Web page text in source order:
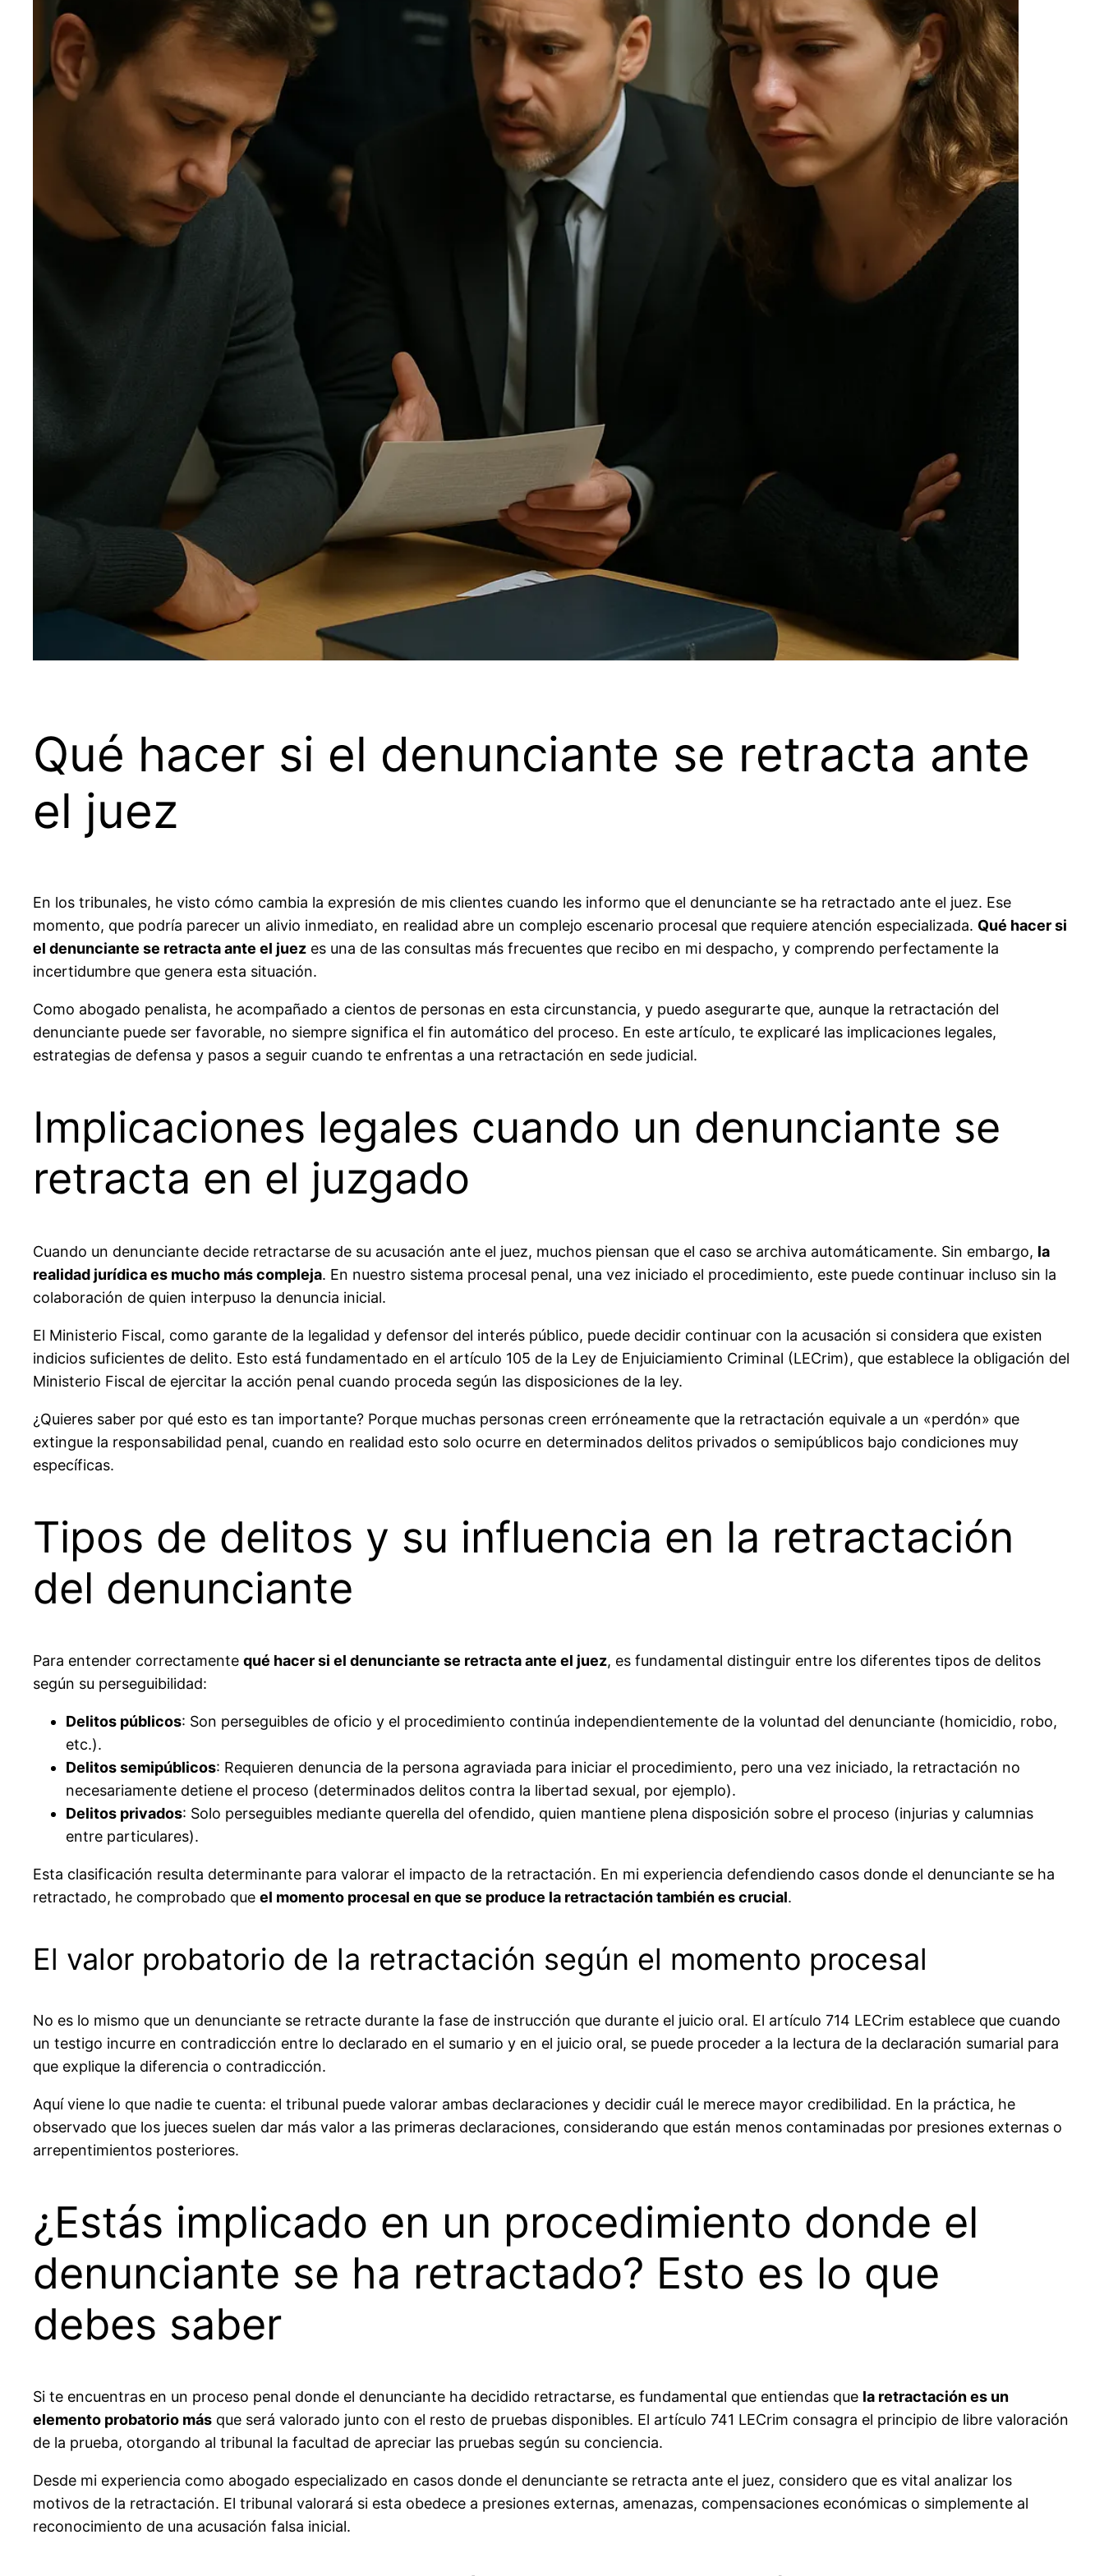
Qué hacer si el denunciante se retracta ante
el juez
En los tribunales, he visto cómo cambia la expresión de mis clientes cuando les informo que el denunciante se ha retractado ante el juez. Ese
momento, que podría parecer un alivio inmediato, en realidad abre un complejo escenario procesal que requiere atención especializada. Qué hacer si
el denunciante se retracta ante el juez es una de las consultas más frecuentes que recibo en mi despacho, y comprendo perfectamente la
incertidumbre que genera esta situación.
Como abogado penalista, he acompañado a cientos de personas en esta circunstancia, y puedo asegurarte que, aunque la retractación del
denunciante puede ser favorable, no siempre significa el fin automático del proceso. En este artículo, te explicaré las implicaciones legales,
estrategias de defensa y pasos a seguir cuando te enfrentas a una retractación en sede judicial.
Implicaciones legales cuando un denunciante se
retracta en el juzgado
Cuando un denunciante decide retractarse de su acusación ante el juez, muchos piensan que el caso se archiva automáticamente. Sin embargo, la
realidad jurídica es mucho más compleja. En nuestro sistema procesal penal, una vez iniciado el procedimiento, este puede continuar incluso sin la
colaboración de quien interpuso la denuncia inicial.
El Ministerio Fiscal, como garante de la legalidad y defensor del interés público, puede decidir continuar con la acusación si considera que existen
indicios suficientes de delito. Esto está fundamentado en el artículo 105 de la Ley de Enjuiciamiento Criminal (LECrim), que establece la obligación del
Ministerio Fiscal de ejercitar la acción penal cuando proceda según las disposiciones de la ley.
¿Quieres saber por qué esto es tan importante? Porque muchas personas creen erróneamente que la retractación equivale a un «perdón» que
extingue la responsabilidad penal, cuando en realidad esto solo ocurre en determinados delitos privados o semipúblicos bajo condiciones muy
específicas.
Tipos de delitos y su influencia en la retractación
del denunciante
Para entender correctamente qué hacer si el denunciante se retracta ante el juez, es fundamental distinguir entre los diferentes tipos de delitos
según su perseguibilidad:
Delitos públicos: Son perseguibles de oficio y el procedimiento continúa independientemente de la voluntad del denunciante (homicidio, robo,
etc.).
Delitos semipúblicos: Requieren denuncia de la persona agraviada para iniciar el procedimiento, pero una vez iniciado, la retractación no
necesariamente detiene el proceso (determinados delitos contra la libertad sexual, por ejemplo).
Delitos privados: Solo perseguibles mediante querella del ofendido, quien mantiene plena disposición sobre el proceso (injurias y calumnias
entre particulares).
Esta clasificación resulta determinante para valorar el impacto de la retractación. En mi experiencia defendiendo casos donde el denunciante se ha
retractado, he comprobado que el momento procesal en que se produce la retractación también es crucial.
El valor probatorio de la retractación según el momento procesal
No es lo mismo que un denunciante se retracte durante la fase de instrucción que durante el juicio oral. El artículo 714 LECrim establece que cuando
un testigo incurre en contradicción entre lo declarado en el sumario y en el juicio oral, se puede proceder a la lectura de la declaración sumarial para
que explique la diferencia o contradicción.
Aquí viene lo que nadie te cuenta: el tribunal puede valorar ambas declaraciones y decidir cuál le merece mayor credibilidad. En la práctica, he
observado que los jueces suelen dar más valor a las primeras declaraciones, considerando que están menos contaminadas por presiones externas o
arrepentimientos posteriores.
¿Estás implicado en un procedimiento donde el
denunciante se ha retractado? Esto es lo que
debes saber
Si te encuentras en un proceso penal donde el denunciante ha decidido retractarse, es fundamental que entiendas que la retractación es un
elemento probatorio más que será valorado junto con el resto de pruebas disponibles. El artículo 741 LECrim consagra el principio de libre valoración
de la prueba, otorgando al tribunal la facultad de apreciar las pruebas según su conciencia.
Desde mi experiencia como abogado especializado en casos donde el denunciante se retracta ante el juez, considero que es vital analizar los
motivos de la retractación. El tribunal valorará si esta obedece a presiones externas, amenazas, compensaciones económicas o simplemente al
reconocimiento de una acusación falsa inicial.